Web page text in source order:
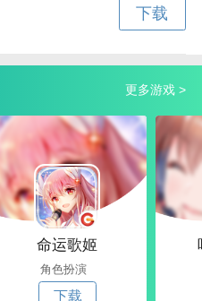
下载
更多游戏 >
命运歌姬
角色扮演
下载